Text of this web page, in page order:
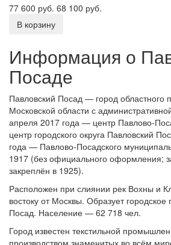
77 600 руб. 68 100 руб.
В корзину
Информация о
Посаде
Павловский Посад — город областного
Московской области с
апреля 2017 года — центр Павлово-
центр городского округа Павловский
года — Павлово-Посадского
1917 (без официального оформ­ле­ния;
за­кре­п­лён в 1925).
Расположен при слиянии рек Вохны и
востоку от Москвы. Образует
Посад. Население — 62 718 чел.
Город известен текстильной